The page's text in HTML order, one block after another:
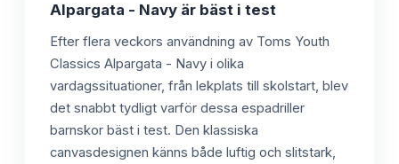
Alpargata - Navy är bäst i test
Efter flera veckors användning av Toms Youth
Classics Alpargata - Navy i olika
vardagssituationer, från lekplats till skolstart, blev
det snabbt tydligt varför dessa espadriller
barnskor bäst i test. Den klassiska
canvasdesignen känns både luftig och slitstark,